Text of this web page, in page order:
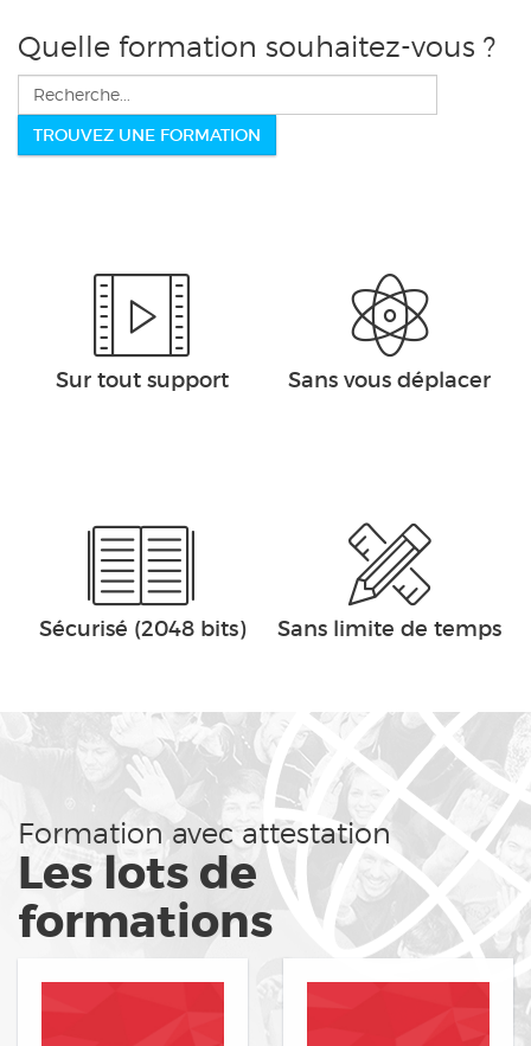
Quelle formation souhaitez-vous ?
Rechercher
TROUVEZ UNE FORMATION
Sur tout support Sans vous déplacer
Sécurisé (2048 bits) Sans limite de temps
Formation avec attestation
Les lots de
formations